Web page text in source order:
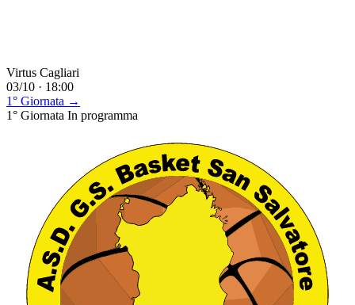
Virtus Cagliari
03/10 · 18:00
1° Giornata →
1° Giornata In programma